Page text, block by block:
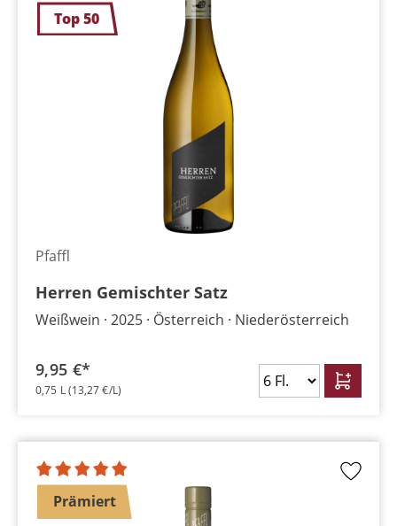
Top 50
Pfaffl
Herren Gemischter Satz
Weißwein 2025 Österreich Niederösterreich
9,95 €*
0,75 L(13,27 €/L)
Prämiert